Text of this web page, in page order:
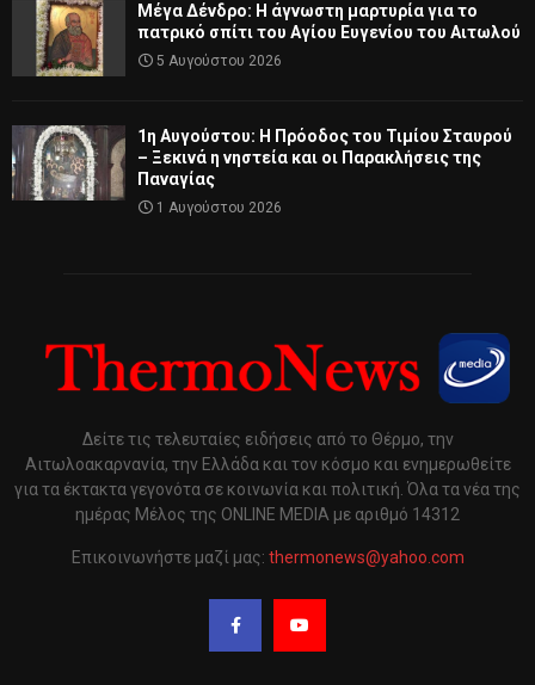
Μέγα Δένδρο: Η άγνωστη μαρτυρία για το
πατρικό σπίτι του Αγίου Ευγενίου του Αιτωλού
5 Αυγούστου 2026
1η Αυγούστου: Η Πρόοδος του Τιμίου Σταυρού
– Ξεκινά η νηστεία και οι Παρακλήσεις της
Παναγίας
1 Αυγούστου 2026
Δείτε τις τελευταίες ειδήσεις από το Θέρμο, την
Αιτωλοακαρνανία, την Ελλάδα και τον κόσμο και ενημερωθείτε
για τα έκτακτα γεγονότα σε κοινωνία και πολιτική. Όλα τα νέα της
ημέρας Μέλος της ONLINE MEDIA με αριθμό 14312
Επικοινωνήστε μαζί μας: thermonews@yahoo.com